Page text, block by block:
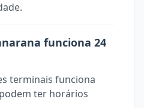
funciona 24
terminais funciona
ter horários